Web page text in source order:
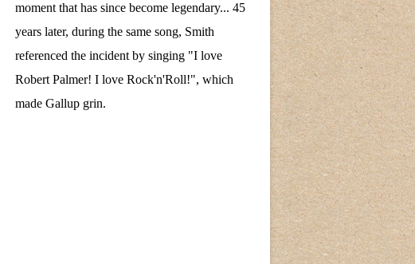
moment that has since become legendary... 45
years later, during the same song, Smith
referenced the incident by singing "I love
Robert Palmer! I love Rock'n'Roll!", which
made Gallup grin.